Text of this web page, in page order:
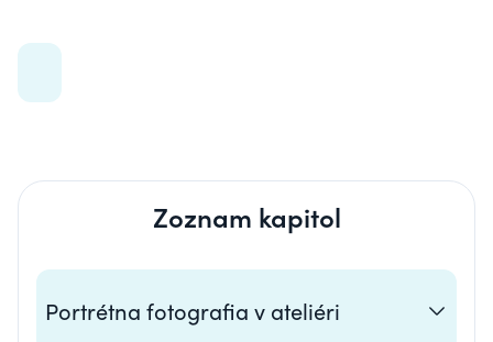
Zoznam kapitol
Portrétna fotografia v ateliéri